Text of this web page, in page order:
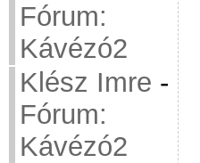
Fórum:
Kávézó2
Klész Imre -
Fórum:
Kávézó2